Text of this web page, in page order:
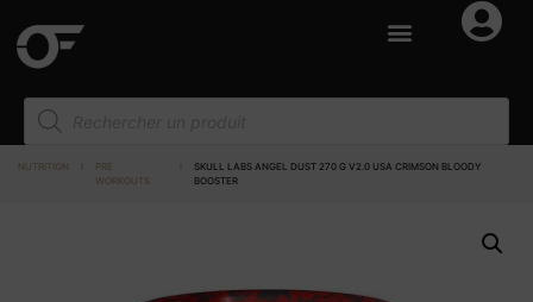
NUTRITION
PRÉ
WORKOUTS
SKULL LABS ANGEL DUST 270 G V2.0 USA CRIMSON BLOODY
BOOSTER